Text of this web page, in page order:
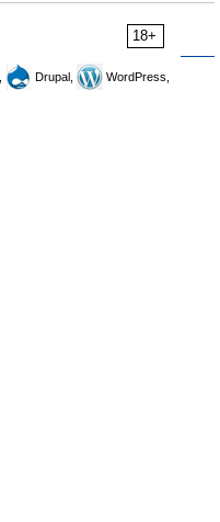
18+
Drupal,
WordPress,